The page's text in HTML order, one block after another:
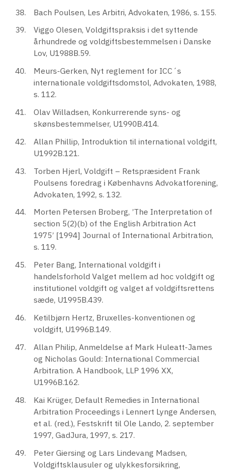
Bach Poulsen, Les Arbitri, Advokaten, 1986, s. 155.
Viggo Olesen, Voldgiftspraksis i det syttende
århundrede og voldgiftsbestemmelsen i Danske
Lov, U1988B.59.
Meurs-Gerken, Nyt reglement for ICC´s
internationale voldgiftsdomstol, Advokaten, 1988,
s. 112.
Olav Willadsen, Konkurrerende syns- og
skønsbestemmelser, U1990B.414.
Allan Phillip, Introduktion til international voldgift,
U1992B.121.
Torben Hjerl, Voldgift – Retspræsident Frank
Poulsens foredrag i Københavns Advokatforening,
Advokaten, 1992, s. 132.
Morten Petersen Broberg, ’The Interpretation of
section 5(2)(b) of the English Arbitration Act
1975’ [1994] Journal of International Arbitration,
s. 119.
Peter Bang, International voldgift i
handelsforhold Valget mellem ad hoc voldgift og
institutionel voldgift og valget af voldgiftsrettens
sæde, U1995B.439.
Ketilbjørn Hertz, Bruxelles-konventionen og
voldgift, U1996B.149.
Allan Philip, Anmeldelse af Mark Huleatt-James
og Nicholas Gould: International Commercial
Arbitration. A Handbook, LLP 1996 XX,
U1996B.162.
Kai Krüger, Default Remedies in International
Arbitration Proceedings i Lennert Lynge Andersen,
et al. (red.), Festskrift til Ole Lando, 2. september
1997, GadJura, 1997, s. 217.
Peter Giersing og Lars Lindevang Madsen,
Voldgiftsklausuler og ulykkesforsikring,